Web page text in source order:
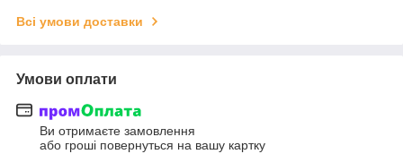
Всі умови доставки
Умови оплати
Ви отримаєте замовлення
або гроші повернуться на вашу картку